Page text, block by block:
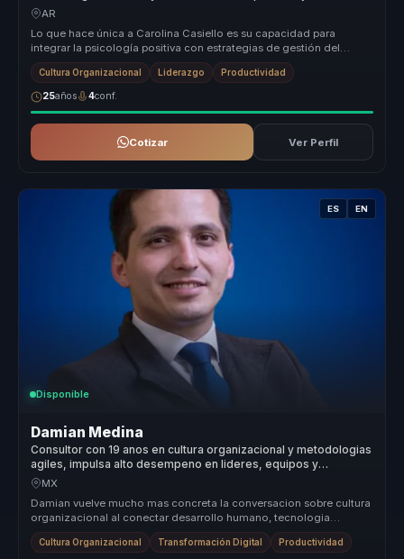
productividad para empresas.
AR
Lo que hace única a Carolina Casiello es su capacidad para
integrar la psicología positiva con estrategias de gestión del
talento, creand...
Cultura Organizacional Liderazgo Productividad
25años 4conf.
Cotizar Ver Perfil
ES EN
Disponible
Damian Medina
Consultor con 19 anos en cultura organizacional y metodologias
agiles, impulsa alto desempeno en lideres, equipos y
empresas.
MX
Damian vuelve mucho mas concreta la conversacion sobre cultura
organizacional al conectar desarrollo humano, tecnologia
aplicada y alto d...
Cultura Organizacional Transformación Digital Productividad